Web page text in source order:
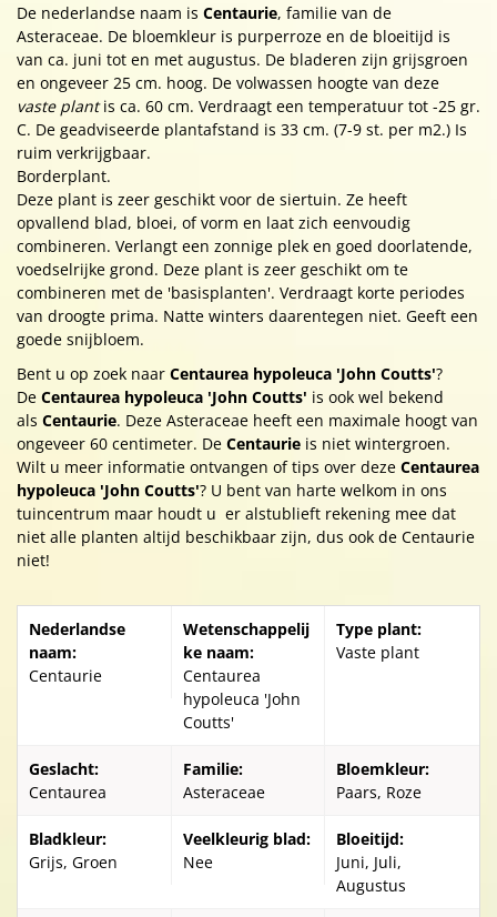
De nederlandse naam is Centaurie, familie van de
Asteraceae. De bloemkleur is purperroze en de bloeitijd is
van ca. juni tot en met augustus. De bladeren zijn grijsgroen
en ongeveer 25 cm. hoog. De volwassen hoogte van deze
vaste plantis ca. 60 cm. Verdraagt een temperatuur tot -25 gr.
C. De geadviseerde plantafstand is 33 cm. (7-9 st. per m2.) Is
ruim verkrijgbaar.
Borderplant.
Deze plant is zeer geschikt voor de siertuin. Ze heeft
opvallend blad, bloei, of vorm en laat zich eenvoudig
combineren. Verlangt een zonnige plek en goed doorlatende,
voedselrijke grond. Deze plant is zeer geschikt om te
combineren met de 'basisplanten'. Verdraagt korte periodes
van droogte prima. Natte winters daarentegen niet. Geeft een
goede snijbloem.
Bent u op zoek naar Centaurea hypoleuca 'John Coutts'?
De Centaurea hypoleuca 'John Coutts' is ook wel bekend
als Centaurie. Deze Asteraceae heeft een maximale hoogt van
ongeveer 60 centimeter. De Centaurie is niet wintergroen.
Wilt u meer informatie ontvangen of tips over deze Centaurea
hypoleuca 'John Coutts'? U bent van harte welkom in ons
tuincentrum maar houdt u er alstublieft rekening mee dat
niet alle planten altijd beschikbaar zijn, dus ook de Centaurie
niet!
Nederlandse
naam:
Centaurie
Wetenschappelij
ke naam:
Centaurea
hypoleuca 'John
Coutts'
Type plant:
Vaste plant
Geslacht:
Centaurea
Familie:
Asteraceae
Bloemkleur:
Paars, Roze
Bladkleur:
Grijs, Groen
Veelkleurig blad:
Nee
Bloeitijd:
Juni, Juli,
Augustus